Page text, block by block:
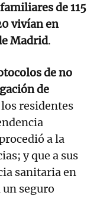
de 115
vivían en
Madrid.
de no
de
residentes
a la
y que a sus
sanitaria en
seguro